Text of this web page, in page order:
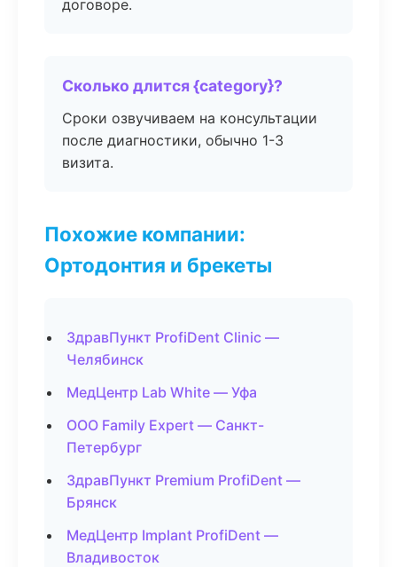
договоре.
Сколько длится {category}?
Сроки озвучиваем на консультации
после диагностики, обычно 1-3
визита.
Похожие компании:
Ортодонтия и брекеты
ЗдравПункт ProfiDent Clinic —
Челябинск
МедЦентр Lab White — Уфа
ООО Family Expert — Санкт-
Петербург
ЗдравПункт Premium ProfiDent —
Брянск
МедЦентр Implant ProfiDent —
Владивосток